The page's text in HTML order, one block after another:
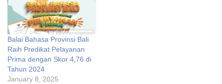
Balai Bahasa Provinsi Bali
Raih Predikat Pelayanan
Prima dengan Skor 4,76 di
Tahun 2024
January 8, 2025